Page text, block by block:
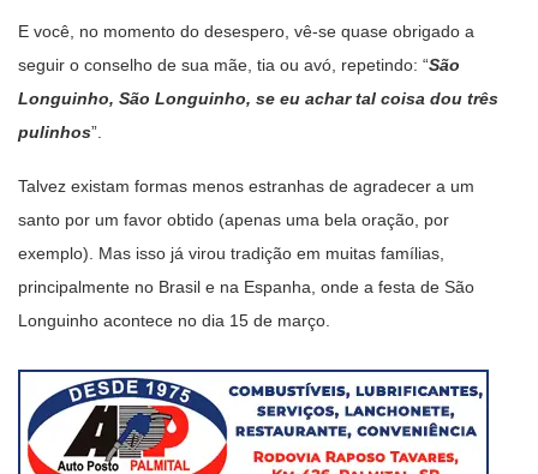
E você, no momento do desespero, vê-se quase obrigado a
seguir o conselho de sua mãe, tia ou avó, repetindo: “São
Longuinho, São Longuinho, se eu achar tal coisa dou três
pulinhos”.
Talvez existam formas menos estranhas de agradecer a um
santo por um favor obtido (apenas uma bela oração, por
exemplo). Mas isso já virou tradição em muitas famílias,
principalmente no Brasil e na Espanha, onde a festa de São
Longuinho acontece no dia 15 de março.